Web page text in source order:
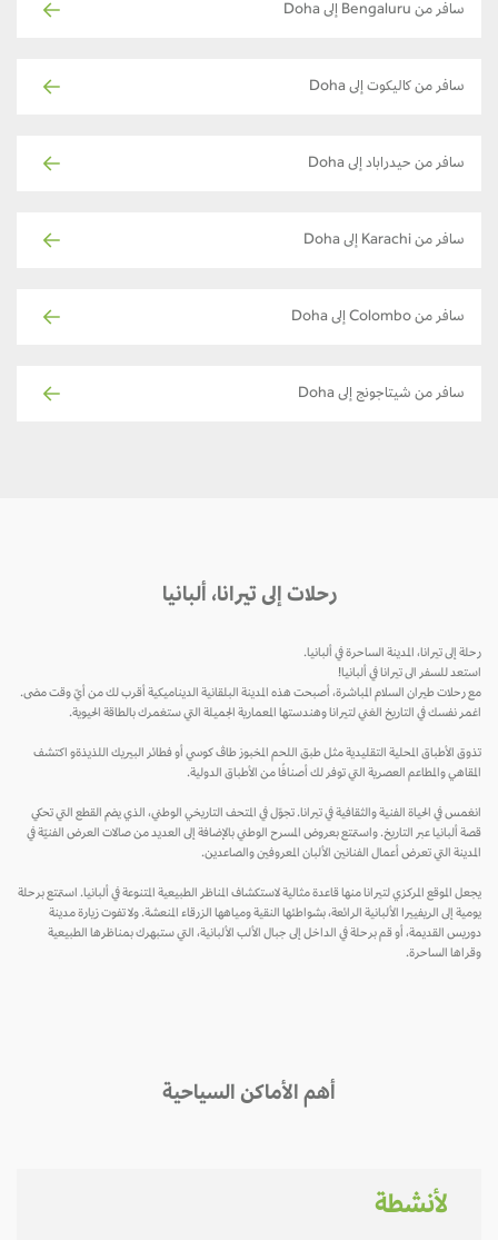
سافر من Bengaluru إلى Doha
سافر من كاليكوت إلى Doha
سافر من حيدراباد إلى Doha
سافر من Karachi إلى Doha
سافر من Colombo إلى Doha
سافر من شيتاجونج إلى Doha
رحلات إلى تيرانا، ألبانيا
رحلة إلى تيرانا، المدينة الساحرة في ألبانيا.
استعد للسفر الى تيرانا في ألبانيا!
مع رحلات طيران السلام المباشرة، أصبحت هذه المدينة البلقانية الديناميكية أقرب لك من أيّ وقت مضى.
اغمر نفسك في التاريخ الغني لتيرانا وهندستها المعمارية الجميلة التي ستغمرك بالطاقة الحيوية.
تذوق الأطباق المحلية التقليدية مثل طبق اللحم المخبوز طاڤ كوسي أو فطائر البيريك اللذيذةو اكتشف
المقاهي والمطاعم العصرية التي توفر لك أصنافًا من الأطباق الدولية.
انغمس في الحياة الفنية والثقافية في تيرانا. تجوّل في المتحف التاريخي الوطني، الذي يضم القطع التي تحكي
قصة ألبانيا عبر التاريخ. واستمتع بعروض المسرح الوطني بالإضافة إلى العديد من صالات العرض الفنيّة في
المدينة التي تعرض أعمال الفنانين الألبان المعروفين والصاعدين.
يجعل الموقع المركزي لتيرانا منها قاعدة مثالية لاستكشاف المناظر الطبيعية المتنوعة في ألبانيا. استمتع برحلة
يومية إلى الريفييرا الألبانية الرائعة، بشواطئها النقية ومياهها الزرقاء المنعشة. ولا تفوت زيارة مدينة
دوريس القديمة، أو قم برحلة في الداخل إلى جبال الألب الألبانية، التي ستبهرك بمناظرها الطبيعية
وقراها الساحرة.
أهم الأماكن السياحية
لأنشطة